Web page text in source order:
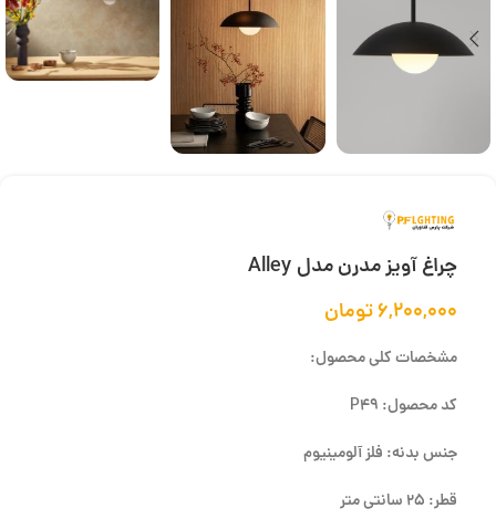
چراغ آویز مدرن مدل Alley
۶,۲۰۰,۰۰۰تومان
مشخصات کلی محصول:
کد محصول: P49
جنس بدنه: فلز آلومینیوم
قطر: 25 سانتی متر